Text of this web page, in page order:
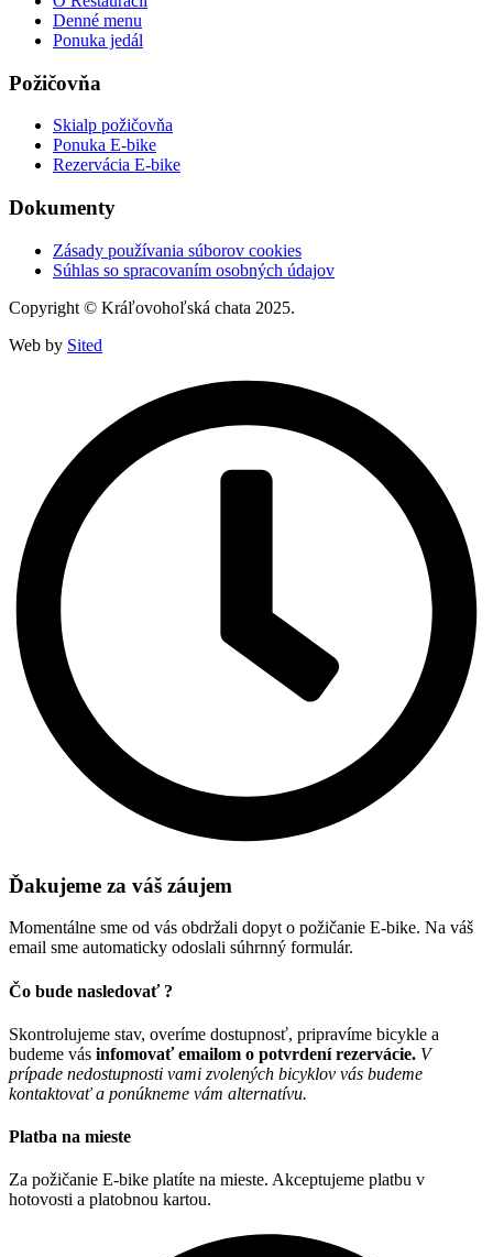
Denné menu
Ponuka jedál
Požičovňa
Skialp požičovňa
Ponuka E-bike
Rezervácia E-bike
Dokumenty
Zásady používania súborov cookies
Súhlas so spracovaním osobných údajov
Copyright © Kráľovohoľská chata 2025.
Web by Sited
Ďakujeme za váš záujem
Momentálne sme od vás obdržali dopyt o požičanie E-bike. Na váš
email sme automaticky odoslali súhrnný formulár.
Čo bude nasledovať ?
Skontrolujeme stav, overíme dostupnosť, pripravíme bicykle a
budeme vás infomovať emailom o potvrdení rezervácie. V
prípade nedostupnosti vami zvolených bicyklov vás budeme
kontaktovať a ponúkneme vám alternatívu.
Platba na mieste
Za požičanie E-bike platíte na mieste. Akceptujeme platbu v
hotovosti a platobnou kartou.